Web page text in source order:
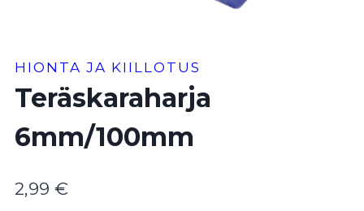
HIONTA JA KIILLOTUS
Teräskaraharja
6mm/100mm
2,99 €